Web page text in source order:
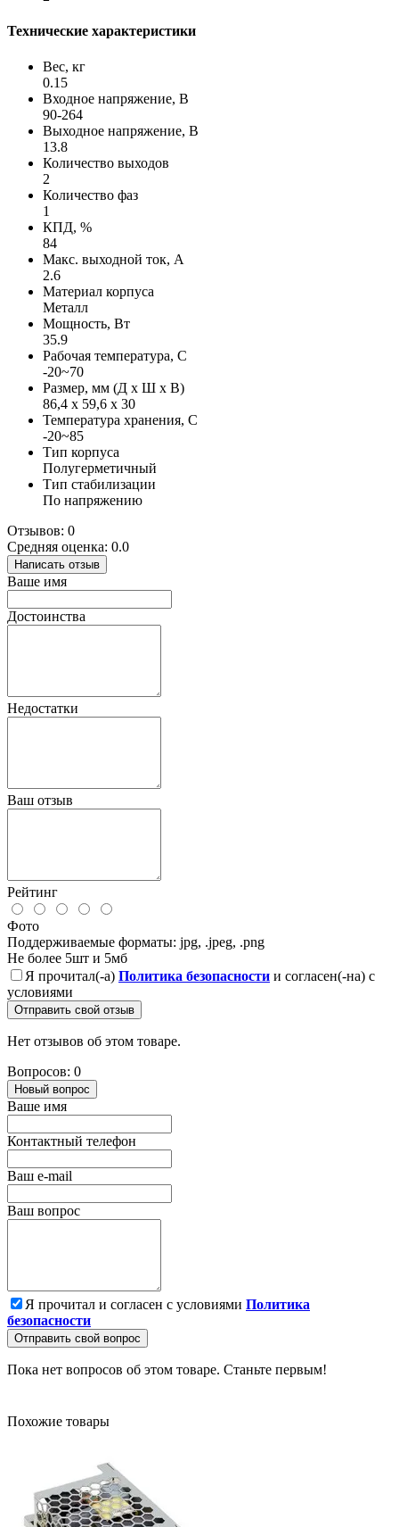
Технические характеристики
Вес, кг
0.15
Входное напряжение, В
90-264
Выходное напряжение, В
13.8
Количество выходов
2
Количество фаз
1
КПД, %
84
Макс. выходной ток, А
2.6
Материал корпуса
Металл
Мощность, Вт
35.9
Рабочая температура, С
-20~70
Размер, мм (Д х Ш х В)
86,4 х 59,6 х 30
Температура хранения, С
-20~85
Тип корпуса
Полугерметичный
Тип стабилизации
По напряжению
Отзывов: 0
Средняя оценка: 0.0
Написать отзыв
Ваше имя
Достоинства
Недостатки
Ваш отзыв
Рейтинг
Фото
Поддерживаемые форматы: jpg, .jpeg, .png
Не более 5шт и 5мб
Я прочитал(-а) Политика безопасности и согласен(-на) с
условиями
Отправить свой отзыв
Нет отзывов об этом товаре.
Вопросов: 0
Новый вопрос
Ваше имя
Контактный телефон
Ваш e-mail
Ваш вопрос
Я прочитал и согласен с условиями Политика
безопасности
Отправить свой вопрос
Пока нет вопросов об этом товаре. Станьте первым!
Похожие товары